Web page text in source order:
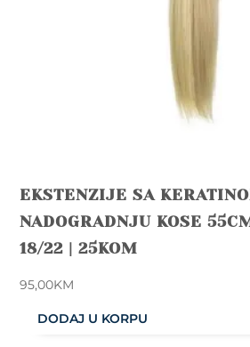
EKSTENZIJE SA
NADOGRADNJU KOSE
18/22 | 25KOM
95,00KM
DODAJ U KORPU